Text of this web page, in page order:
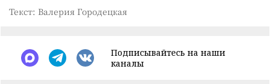
Текст: Валерия Городецкая
Подписывайтесь на наши
каналы